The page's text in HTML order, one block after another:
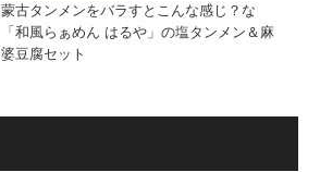
蒙古タンメンをバラすとこんな感じ？な
「和風らぁめん はるや」の塩タンメン＆麻
婆豆腐セット